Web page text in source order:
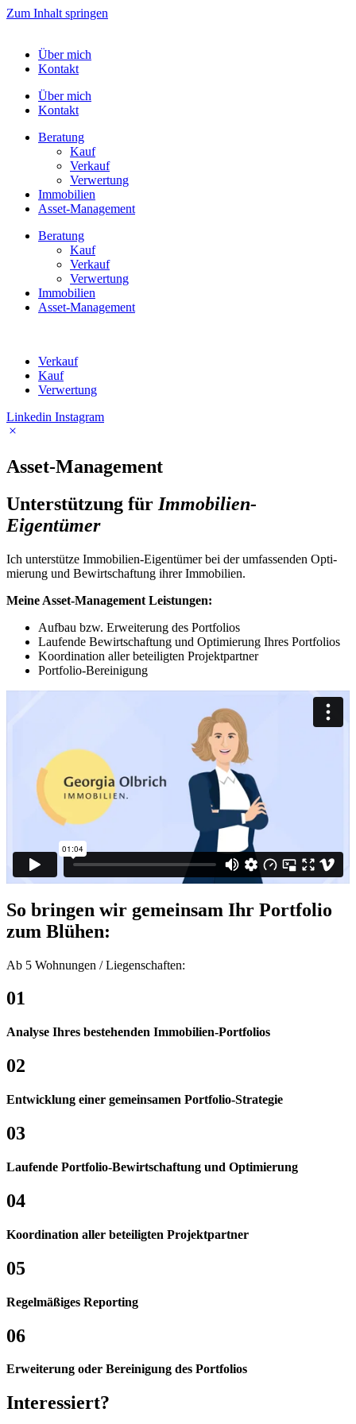
Zum Inhalt springen
Über mich
Kontakt
Über mich
Kontakt
Bera­tung
Kauf
Verkauf
Verwer­tung
Immo­bi­lien
Asset-​​Management
Bera­tung
Kauf
Verkauf
Verwer­tung
Immo­bi­lien
Asset-​​Management
Verkauf
Kauf
Verwer­tung
Linkedin Instagram
Asset-​Management
Unter­stüt­zung für Immobilien-​
Eigentümer
Ich unter­stütze Immobilien-​Eigentümer bei der umfas­senden Opti­
mie­rung und Bewirt­schaf­tung ihrer Immo­bi­lien.
Meine Asset-​Management Leis­tungen:
Aufbau bzw. Erwei­te­rung des Port­fo­lios
Laufende Bewirt­schaf­tung und Opti­mie­rung Ihres Port­fo­lios
Koor­di­na­tion aller betei­ligten Projekt­partner
Portfolio-​Bereinigung
So bringen wir gemeinsam Ihr Port­folio
zum Blühen:
Ab 5 Wohnungen /​ Liegen­schaften:
01
Analyse Ihres bestehenden Immobilien-​Portfolios
02
Entwick­lung einer gemein­samen Portfolio-​Strategie
03
Laufende Portfolio-​Bewirt­schaftung und Opti­mie­rung
04
Koordina­tion aller betei­ligten Projekt­partner
05
Regel­mä­ßiges Reporting
06
Erwei­te­rung oder Berei­ni­gung des Port­fo­lios
Inter­es­siert?